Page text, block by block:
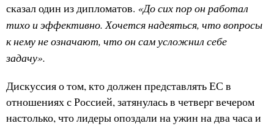
сказал один из дипломатов. «До сих пор он работал
тихо и эффективно. Хочется надеяться, что вопросы
к нему не означают, что он сам усложнил себе
задачу».
Дискуссия о том, кто должен представлять ЕС в
отношениях с Россией, затянулась в четверг вечером
настолько, что лидеры опоздали на ужин на два часа и